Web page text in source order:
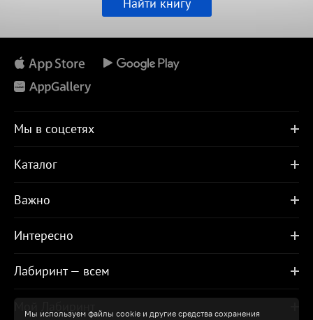
Мы используем файлы cookie и другие средства сохранения
Мы в соцсетях
Каталог
Важно
Интересно
Лабиринт — всем